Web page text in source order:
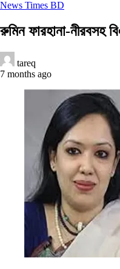
News Times BD
রুমিন ফারহানা-নীরবসহ
tareq
7 months ago